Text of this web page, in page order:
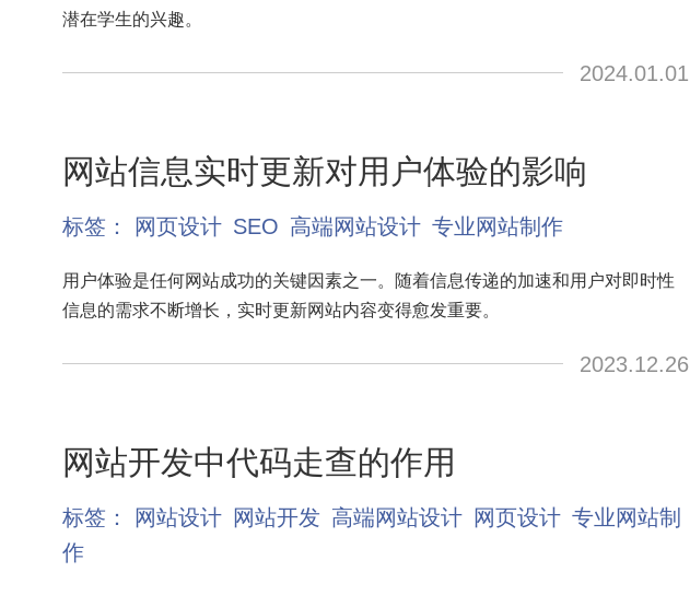
潜在学生的兴趣。
2024.01.01
网站信息实时更新对用户体验的影响
标签： 网页设计 SEO 高端网站设计 专业网站制作
用户体验是任何网站成功的关键因素之一。随着信息传递的加速和用户对即时性
信息的需求不断增长，实时更新网站内容变得愈发重要。
2023.12.26
网站开发中代码走查的作用
标签： 网站设计 网站开发 高端网站设计 网页设计 专业网站制
作